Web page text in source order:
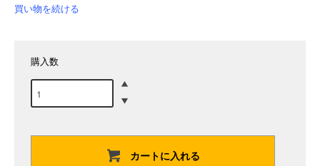
買い物を続ける
購入数
カートに入れる